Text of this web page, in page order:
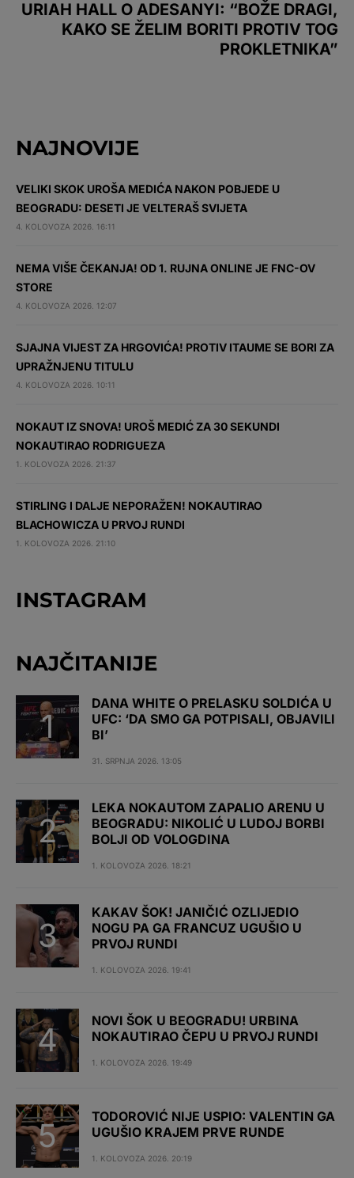
URIAH HALL O ADESANYI: “BOŽE DRAGI,
KAKO SE ŽELIM BORITI PROTIV TOG
PROKLETNIKA”
NAJNOVIJE
VELIKI SKOK UROŠA MEDIĆA NAKON POBJEDE U
BEOGRADU: DESETI JE VELTERAŠ SVIJETA
4. KOLOVOZA 2026. 16:11
NEMA VIŠE ČEKANJA! OD 1. RUJNA ONLINE JE FNC-OV
STORE
4. KOLOVOZA 2026. 12:07
SJAJNA VIJEST ZA HRGOVIĆA! PROTIV ITAUME SE BORI ZA
UPRAŽNJENU TITULU
4. KOLOVOZA 2026. 10:11
NOKAUT IZ SNOVA! UROŠ MEDIĆ ZA 30 SEKUNDI
NOKAUTIRAO RODRIGUEZA
1. KOLOVOZA 2026. 21:37
STIRLING I DALJE NEPORAŽEN! NOKAUTIRAO
BLACHOWICZA U PRVOJ RUNDI
1. KOLOVOZA 2026. 21:10
INSTAGRAM
NAJČITANIJE
DANA WHITE O PRELASKU SOLDIĆA U
UFC: ‘DA SMO GA POTPISALI, OBJAVILI
BI’
31. SRPNJA 2026. 13:05
LEKA NOKAUTOM ZAPALIO ARENU U
BEOGRADU: NIKOLIĆ U LUDOJ BORBI
BOLJI OD VOLOGDINA
1. KOLOVOZA 2026. 18:21
KAKAV ŠOK! JANIČIĆ OZLIJEDIO
NOGU PA GA FRANCUZ UGUŠIO U
PRVOJ RUNDI
1. KOLOVOZA 2026. 19:41
NOVI ŠOK U BEOGRADU! URBINA
NOKAUTIRAO ČEPU U PRVOJ RUNDI
1. KOLOVOZA 2026. 19:49
TODOROVIĆ NIJE USPIO: VALENTIN GA
UGUŠIO KRAJEM PRVE RUNDE
1. KOLOVOZA 2026. 20:19